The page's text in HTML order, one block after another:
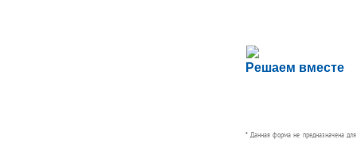
Решаем вместе
Сложности с
Сообщите об этом
* Данная форма не предназначена